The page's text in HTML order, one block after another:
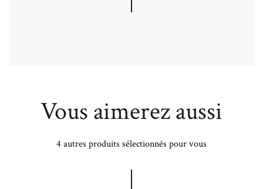
Vous aimerez aussi
4 autres produits sélectionnés pour vous